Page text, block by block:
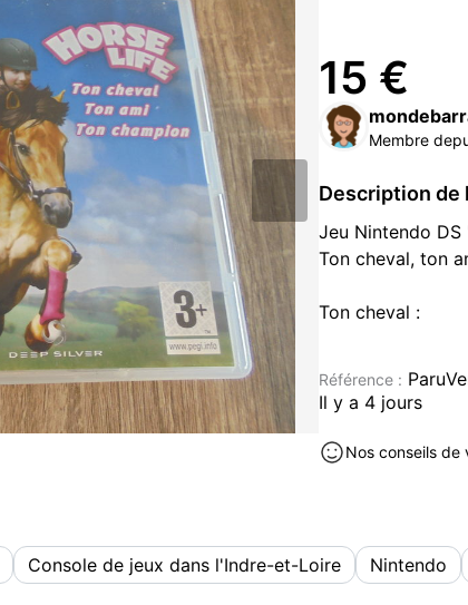
15 €
Membre
Description de
Jeu Nintendo DS
Ton cheval, ton
Ton cheval :
Occupes-toi de
devienne un
Ton ami :
Dans le pré, ton
arrives au
Référence :
Il y a 4 jours
Nos conseils de
Console de jeux dans l'Indre-et-Loire Nintendo